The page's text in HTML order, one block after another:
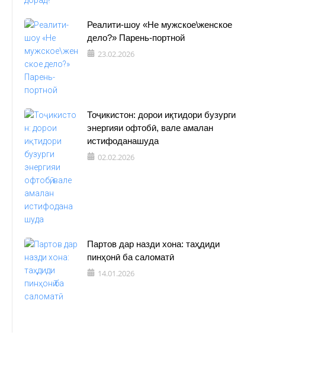
Реалити-шоу «Не мужское\женское
дело?» Парень-портной
23.02.2026
Тоҷикистон: дорои иқтидори бузурги
энергияи офтобӣ, вале амалан
истифоданашуда
02.02.2026
Партов дар назди хона: таҳдиди
пинҳонӣ ба саломатӣ
14.01.2026